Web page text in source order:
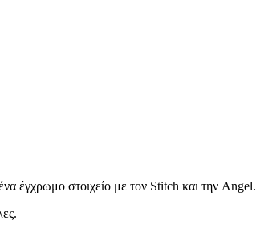
έγχρωμο στοιχείο με τον Stitch και την Angel.